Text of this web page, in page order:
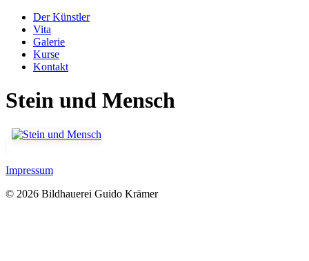
Der Künstler
Vita
Galerie
Kurse
Kontakt
Stein und Mensch
Impressum
© 2026 Bildhauerei Guido Krämer